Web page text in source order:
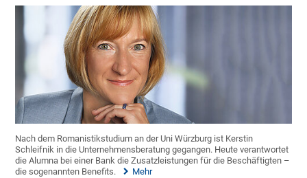
Nach dem Romanistikstudium an der Uni Würzburg ist Kerstin
Schleifnik in die Unternehmensberatung gegangen. Heute verantwortet
die Alumna bei einer Bank die Zusatzleistungen für die Beschäftigten –
die sogenannten Benefits.
Mehr